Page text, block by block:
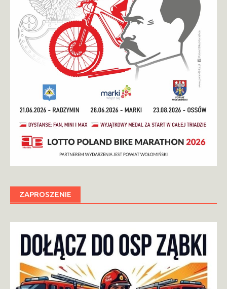
ZAPROSZENIE